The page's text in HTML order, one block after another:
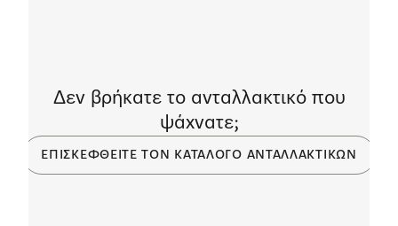
Δεν βρήκατε το ανταλλακτικό που
ψάχνατε;
ΕΠΙΣΚΕΦΘΕΊΤΕ ΤΟΝ ΚΑΤΆΛΟΓΟ ΑΝΤΑΛΛΑΚΤΙΚΏΝ